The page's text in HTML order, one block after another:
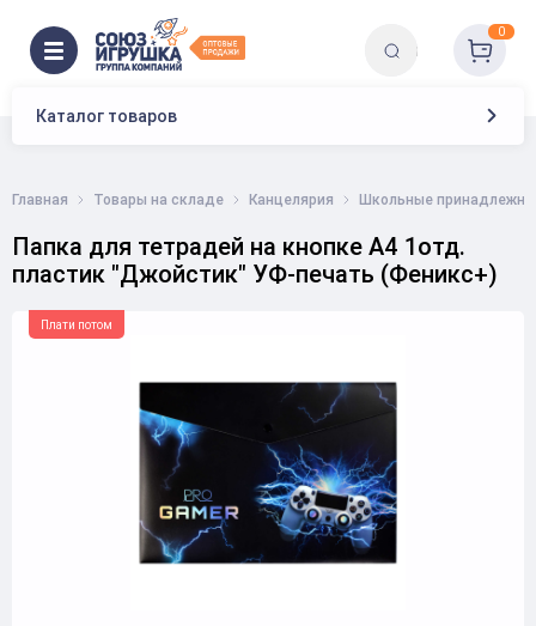
Каталог товаров
0
Главная Товары на складе Канцелярия Школьные
Папка для тетрадей на кнопке А4 1отд.
пластик "Джойстик" УФ-печать (Феникс+)
Плати потом